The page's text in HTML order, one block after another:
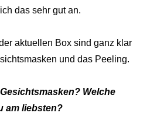
das sehr gut an.
aktuellen Box sind ganz klar
und das Peeling.
Welche
am liebsten?